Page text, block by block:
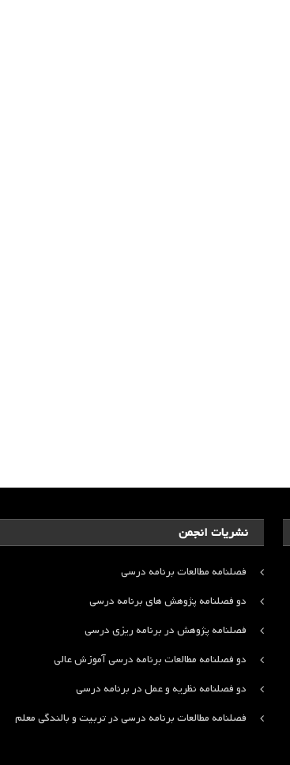
نشریات انجمن
فصلنامه مطالعات برنامه درسی
دو فصلنامه پژوهش های برنامه درسی
فصلنامه پژوهش در برنامه ریزی درسی
دو فصلنامه مطالعات برنامه درسی آموزش عالی
دو فصلنامه نظریه و عمل در برنامه درسی
فصلنامه مطالعات برنامه درسی در تربیت و بالندگی معلم